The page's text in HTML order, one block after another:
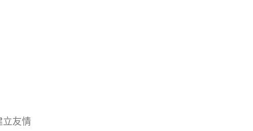
立友情